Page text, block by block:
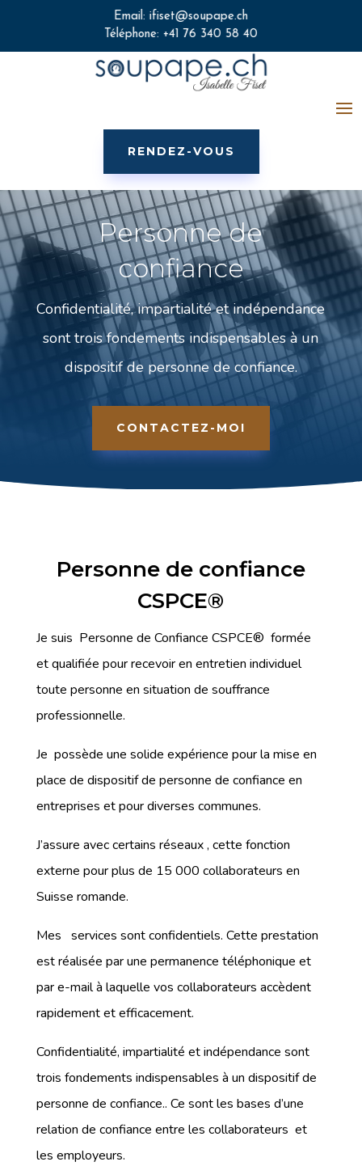
Email: ifiset@soupape.ch
Téléphone: +41 76 340 58 40
RENDEZ-VOUS
Personne de
confiance
Confidentialité, impartialité et indépendance
sont trois fondements indispensables à un
dispositif de personne de confiance.
CONTACTEZ-MOI
Personne de confiance
CSPCE®
Je suis Personne de Confiance CSPCE® formée
et qualifiée pour recevoir en entretien individuel
toute personne en situation de souffrance
professionnelle.
Je possède une solide expérience pour la mise en
place de dispositif de personne de confiance en
entreprises et pour diverses communes.
J’assure avec certains réseaux , cette fonction
externe pour plus de 15 000 collaborateurs en
Suisse romande.
Mes services sont confidentiels. Cette prestation
est réalisée par une permanence téléphonique et
par e-mail à laquelle vos collaborateurs accèdent
rapidement et efficacement.
Confidentialité, impartialité et indépendance sont
trois fondements indispensables à un dispositif de
personne de confiance.. Ce sont les bases d’une
relation de confiance entre les collaborateurs et
les employeurs.